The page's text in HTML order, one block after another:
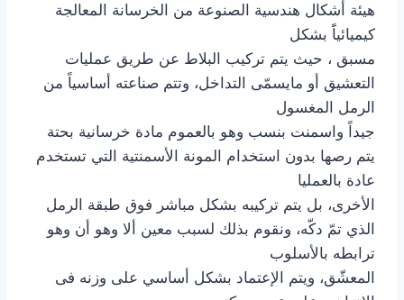
هيئة أشكال هندسية الصنوعة من الخرسانة المعالجة
كيميائياًَ بشكل
مسبق ، حيث يتم تركيب البلاط عن طريق عمليات
التعشيق أو مايسمّى التداخل، وتتم صناعته أساسياً من
الرمل المغسول
جيداً واسمنت بنسب وهو بالعموم مادة خرسانية بحتة
يتم رصها بدون استخدام المونة الأسمنتية التي تستخدم
عادة بالعمليا
الأخرى، بل يتم تركيبه بشكل مباشر فوق طبقة الرمل
الذي تمّ دكّه، ونقوم بذلك لسبب معين ألا وهو أن وهو
ترابطه بالأسلوب
المعشّق، ويتم الإعتماد بشكل أساسي على وزنه فى